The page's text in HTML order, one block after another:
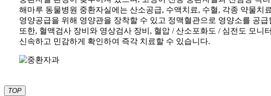
해마루 동물병원 중환자실에는 산소공급, 수액치료, 수혈, 각종 약물
영양공급을 위해 영양관을 장착할 수 있고 정맥혈관으로 영양소를 공급
또한, 혈액검사 장비와 영상검사 장비, 혈압 / 산소포화도 / 심전도 모니
신속하고 민감하게 확인하여 즉각 치료할 수 있습니다.
TOP